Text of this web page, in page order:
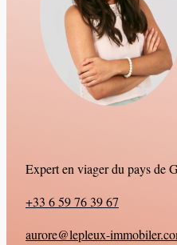
Expert en viager du pays de
+33 6 59 76 39 67
aurore@lepleux-